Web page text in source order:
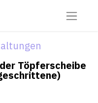
Töpferscheibe